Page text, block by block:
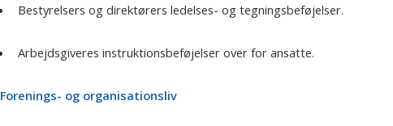
Bestyrelsers og direktørers ledelses- og tegningsbeføjelser.
Arbejdsgiveres instruktionsbeføjelser over for ansatte.
Forenings- og organisationsliv